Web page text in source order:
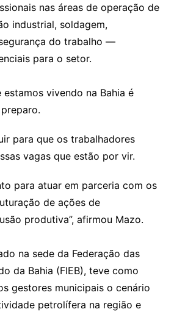
nas áreas de operação de
industrial, soldagem,
do trabalho —
para o setor.
estamos vivendo na Bahia é
para que os trabalhadores
vagas que estão por vir.
para atuar em parceria com os
de ações de
produtiva”, afirmou Mazo.
na sede da Federação das
da Bahia (FIEB), teve como
gestores municipais o cenário
petrolífera na região e